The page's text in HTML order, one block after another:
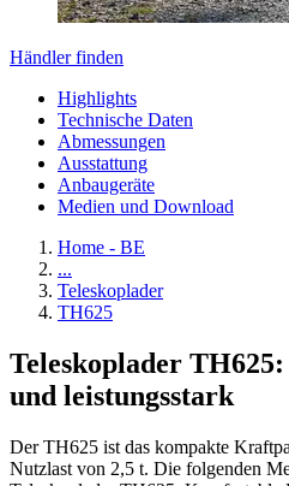
Händler finden
Highlights
Technische Daten
Abmessungen
Ausstattung
Anbaugeräte
Medien und Download
Home - BE
...
Teleskoplader
TH625
Teleskoplader
und leistungsstark
Der TH625 ist das kompakte
Nutzlast von 2,5 t. Die folgenden